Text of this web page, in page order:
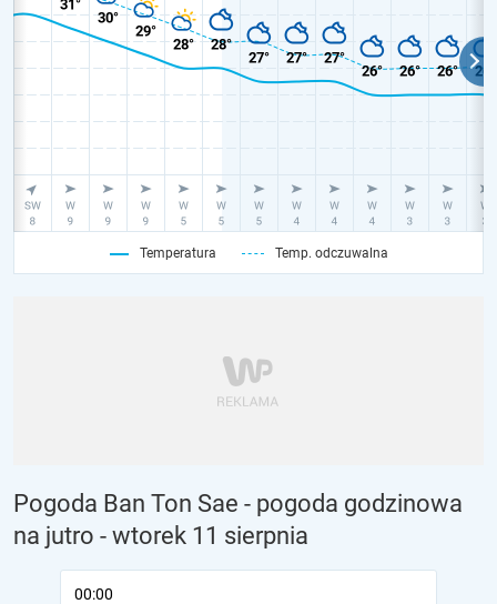
Temperatura Temp. odczuwalna
Pogoda Ban Ton Sae - pogoda godzinowa
na jutro - wtorek 11 sierpnia
00:00